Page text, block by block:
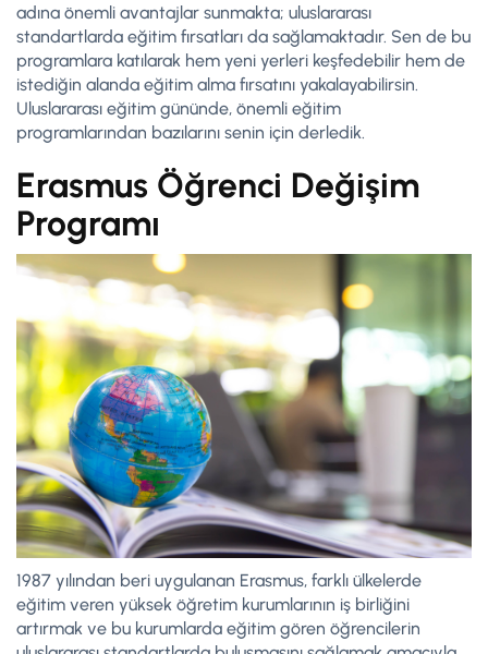
adına önemli avantajlar sunmakta; uluslararası
standartlarda eğitim fırsatları da sağlamaktadır. Sen de bu
programlara katılarak hem yeni yerleri keşfedebilir hem de
istediğin alanda eğitim alma fırsatını yakalayabilirsin.
Uluslararası eğitim gününde, önemli eğitim
programlarından bazılarını senin için derledik.
Erasmus Öğrenci Değişim
Programı
1987 yılından beri uygulanan Erasmus, farklı ülkelerde
eğitim veren yüksek öğretim kurumlarının iş birliğini
artırmak ve bu kurumlarda eğitim gören öğrencilerin